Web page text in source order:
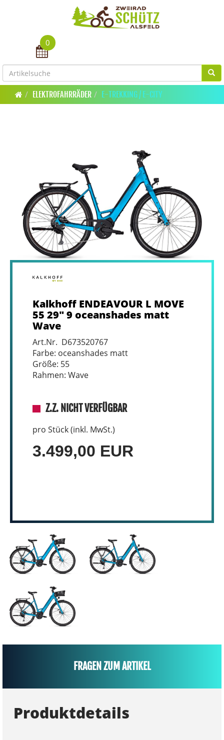
Toggle navigation
0
ELEKTROFAHRRÄDER E-TREKKING / E-CITY
Kalkhoff ENDEAVOUR L MOVE
55 29" 9 oceanshades matt
Wave
Art.Nr. D673520767
Farbe: oceanshades matt
Größe: 55
Rahmen: Wave
Z.Z. NICHT VERFÜGBAR
pro Stück (inkl. MwSt.)
3.499,00 EUR
FRAGEN ZUM ARTIKEL
Produktdetails